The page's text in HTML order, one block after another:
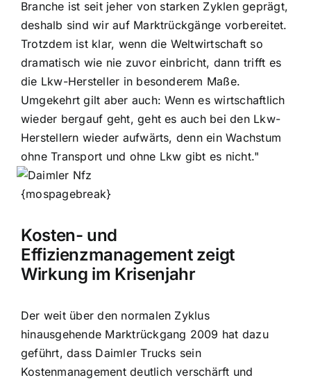
Branche ist seit jeher von starken Zyklen geprägt,
deshalb sind wir auf Marktrückgänge vorbereitet.
Trotzdem ist klar, wenn die Weltwirtschaft so
dramatisch wie nie zuvor einbricht, dann trifft es
die Lkw-Hersteller in besonderem Maße.
Umgekehrt gilt aber auch: Wenn es wirtschaftlich
wieder bergauf geht, geht es auch bei den Lkw-
Herstellern wieder aufwärts, denn ein Wachstum
ohne Transport und ohne Lkw gibt es nicht."
{mospagebreak}
Kosten- und
Effizienzmanagement zeigt
Wirkung im Krisenjahr
Der weit über den normalen Zyklus
hinausgehende Marktrückgang 2009 hat dazu
geführt, dass Daimler Trucks sein
Kostenmanagement deutlich verschärft und